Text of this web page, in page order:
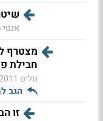
אנטי
מצטרף
חבילת
סלים
הגב
זו